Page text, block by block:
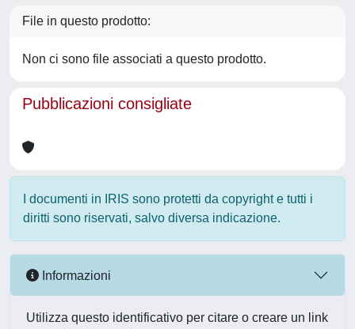
File in questo prodotto:
Non ci sono file associati a questo prodotto.
Pubblicazioni consigliate
I documenti in IRIS sono protetti da copyright e tutti i
diritti sono riservati, salvo diversa indicazione.
Informazioni
Utilizza questo identificativo per citare o creare un link